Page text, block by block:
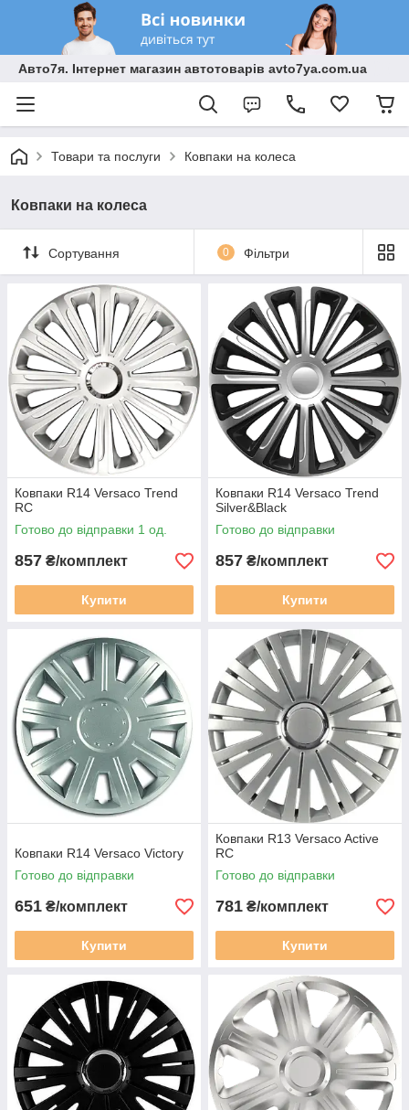
Авто7я. Інтернет магазин автотоварів avto7ya.com.ua
Товари та послуги Ковпаки на колеса
Ковпаки на колеса
Сортування 0 Фільтри
Ковпаки R14 Versaco Trend
RC
Готово до відправки 1 од.
857 ₴/комплект
Купити
Ковпаки R14 Versaco Trend
Silver&Black
Готово до відправки
857 ₴/комплект
Купити
Ковпаки R14 Versaco Victory
Готово до відправки
651 ₴/комплект
Купити
Ковпаки R13 Versaco Active
RС
Готово до відправки
781 ₴/комплект
Купити